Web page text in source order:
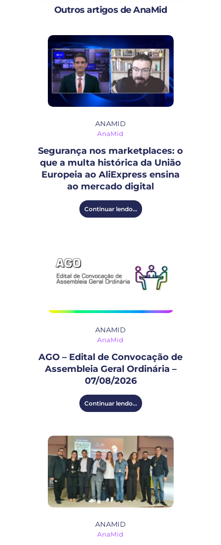
Outros artigos de AnaMid
ANAMID
AnaMid
Segurança nos marketplaces: o
que a multa histórica da União
Europeia ao AliExpress ensina
ao mercado digital
Continuar lendo...
ANAMID
AnaMid
AGO – Edital de Convocação de
Assembleia Geral Ordinária –
07/08/2026
Continuar lendo...
ANAMID
AnaMid